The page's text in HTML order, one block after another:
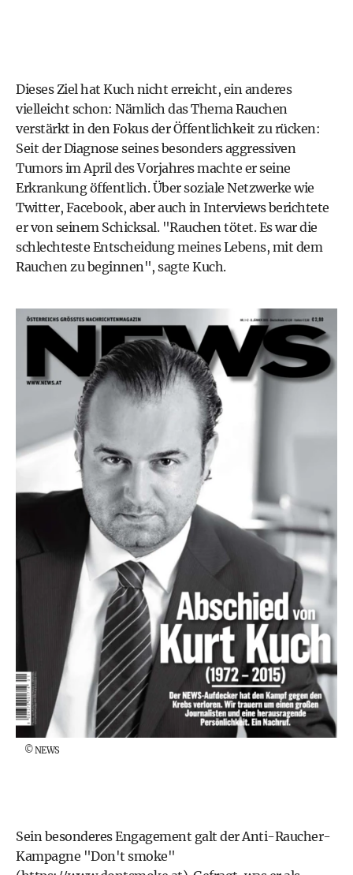
Dieses Ziel hat Kuch nicht erreicht, ein anderes
vielleicht schon: Nämlich das Thema Rauchen
verstärkt in den Fokus der Öffentlichkeit zu rücken:
Seit der Diagnose seines besonders aggressiven
Tumors im April des Vorjahres machte er seine
Erkrankung öffentlich. Über soziale Netzwerke wie
Twitter, Facebook, aber auch in Interviews berichtete
er von seinem Schicksal. "Rauchen tötet. Es war die
schlechteste Entscheidung meines Lebens, mit dem
Rauchen zu beginnen", sagte Kuch.
©NEWS
Sein besonderes Engagement galt der Anti-Raucher-
Kampagne "Don't smoke"